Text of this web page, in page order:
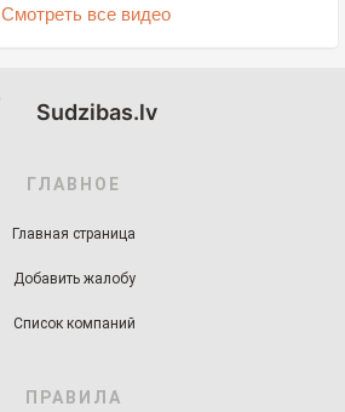
Смотреть все видео
Sudzibas.lv
ГЛАВНОЕ
Главная страница
Добавить жалобу
Список компаний
ПРАВИЛА